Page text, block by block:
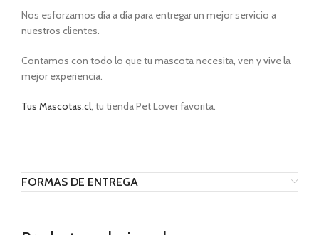
Nos esforzamos día a día para entregar un mejor servicio a
nuestros clientes.
Contamos con todo lo que tu mascota necesita, ven y vive la
mejor experiencia.
Tus Mascotas.cl, tu tienda Pet Lover favorita.
FORMAS DE ENTREGA